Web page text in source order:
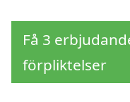
Få 3
förpliktelser